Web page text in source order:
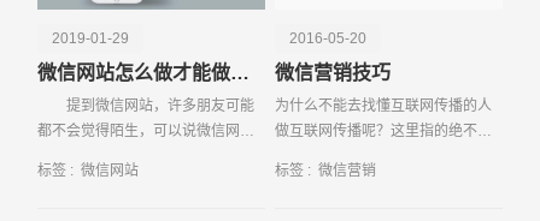
2019-01-29
微信网站怎么做才能做得更好
提到微信网站，许多朋友可能
都不会觉得陌生，可以说微信网站
机也是非常的大的，那么微信网站
标签 : 微信网站
2016-05-20
微信营销技巧
为什么不能去找懂互联网传播的人
做互联网传播呢？这里指的绝不是
高枕无忧吗？事实上，他们也需要
标签 : 微信营销